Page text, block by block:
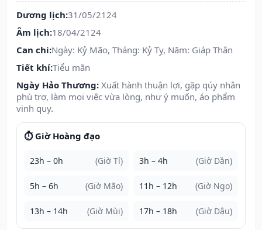
Dương lịch:31/05/2124
Âm lịch:18/04/2124
Can chi:Ngày: Kỷ Mão, Tháng: Kỷ Tỵ, Năm: Giáp Thân
Tiết khí:Tiểu mãn
Ngày Hảo Thương: Xuất hành thuận lợi, gặp qúy nhân
phù trợ, làm mọi việc vừa lòng, như ý muốn, áo phẩm
vinh quy.
⏱️ Giờ Hoàng đạo
23h – 0h (Giờ Tí) 3h – 4h (Giờ Dần)
5h – 6h (Giờ Mão) 11h – 12h (Giờ Ngọ)
13h – 14h (Giờ Mùi) 17h – 18h (Giờ Dậu)